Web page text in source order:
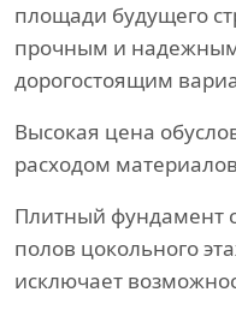
площади будущего
прочным и
дорогостоящим
Высокая цена
расходом
Плитный фундамент
полов цокольного
исключает